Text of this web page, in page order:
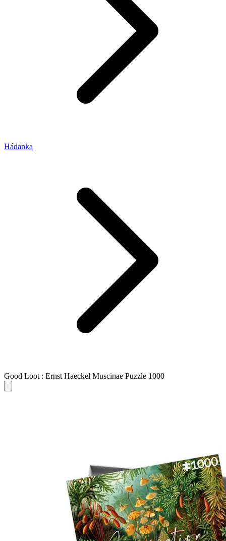
Hádanka
Good Loot : Ernst Haeckel Muscinae Puzzle 1000